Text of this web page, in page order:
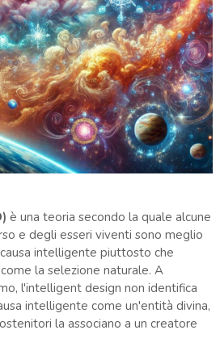
è una teoria secondo la quale alcune
e degli esseri viventi sono meglio
intelligente piuttosto che
la selezione naturale. A
l'intelligent design non identifica
intelligente come un'entità divina,
la associano a un creatore